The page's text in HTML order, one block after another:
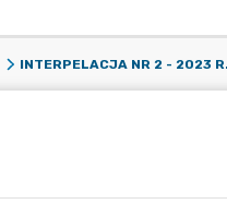
INTERPELACJA NR 2 - 2023 R.